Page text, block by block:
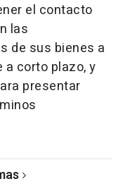
el contacto
las
de sus bienes a
a corto plazo, y
presentar